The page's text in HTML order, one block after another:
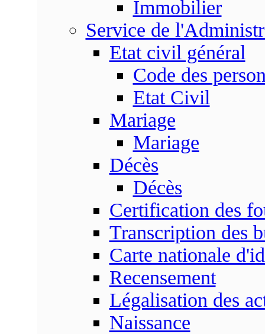
Immobilier
Service de
Etat civil général
Code des
Etat Civil
Mariage
Mariage
Décès
Décès
Certification des
Transcription des
Carte nationale
Recensement
Légalisation des
Naissance